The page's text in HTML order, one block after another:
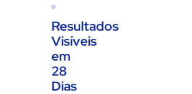
Resultados
Visíveis
em
28
Dias